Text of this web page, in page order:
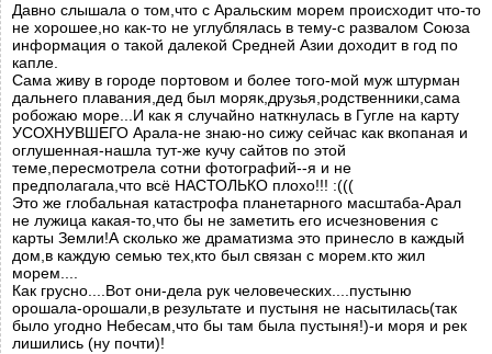
Давно слышала о том,что с Аральским морем происходит что-то
не хорошее,но как-то не углублялась в тему-с развалом Союза
информация о такой далекой Средней Азии доходит в год по
капле.
Сама живу в городе портовом и более того-мой муж штурман
дальнего плавания,дед был моряк,друзья,родственники,сама
робожаю море...И как я случайно наткнулась в Гугле на карту
УСОХНУВШЕГО Арала-не знаю-но сижу сейчас как вкопаная и
оглушенная-нашла тут-же кучу сайтов по этой
теме,пересмотрела сотни фотографий--я и не
предполагала,что всё НАСТОЛЬКО плохо!!! :(((
Это же глобальная катастрофа планетарного масштаба-Арал
не лужица какая-то,что бы не заметить его исчезновения с
карты Земли!А сколько же драматизма это принесло в каждый
дом,в каждую семью тех,кто был связан с морем.кто жил
морем....
Как грусно....Вот они-дела рук человеческих....пустыню
орошала-орошали,в результате и пустыня не насытилась(так
было угодно Небесам,что бы там была пустыня!)-и моря и рек
лишились (ну почти)!